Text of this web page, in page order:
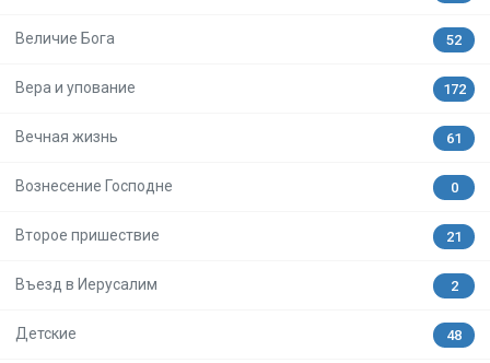
Величие Бога 52
Вера и упование 172
Вечная жизнь 61
Вознесение Господне 0
Второе пришествие 21
Въезд в Иерусалим 2
Детские 48